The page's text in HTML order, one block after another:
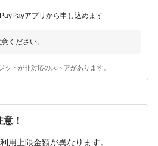
アプリから申し込めます
ください。
トが非対応のストアがあります。
！
用上限金額が異なります。